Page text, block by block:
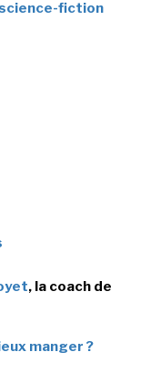
science-fiction
, la coach de
manger ?